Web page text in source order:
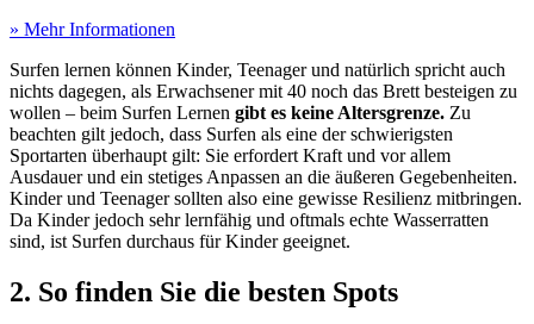
» Mehr Informationen
Surfen lernen können Kinder, Teenager und natürlich spricht auch
nichts dagegen, als Erwachsener mit 40 noch das Brett besteigen zu
wollen – beim Surfen Lernen gibt es keine Altersgrenze. Zu
beachten gilt jedoch, dass Surfen als eine der schwierigsten
Sportarten überhaupt gilt: Sie erfordert Kraft und vor allem
Ausdauer und ein stetiges Anpassen an die äußeren Gegebenheiten.
Kinder und Teenager sollten also eine gewisse Resilienz mitbringen.
Da Kinder jedoch sehr lernfähig und oftmals echte Wasserratten
sind, ist Surfen durchaus für Kinder geeignet.
2. So finden Sie die besten Spots